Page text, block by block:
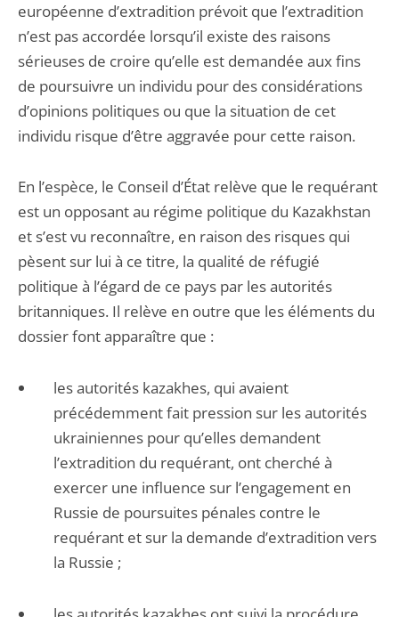
européenne d’extradition prévoit que l’extradition
n’est pas accordée lorsqu’il existe des raisons
sérieuses de croire qu’elle est demandée aux fins
de poursuivre un individu pour des considérations
d’opinions politiques ou que la situation de cet
individu risque d’être aggravée pour cette raison.
En l’espèce, le Conseil d’État relève que le requérant
est un opposant au régime politique du Kazakhstan
et s’est vu reconnaître, en raison des risques qui
pèsent sur lui à ce titre, la qualité de réfugié
politique à l’égard de ce pays par les autorités
britanniques. Il relève en outre que les éléments du
dossier font apparaître que :
les autorités kazakhes, qui avaient
précédemment fait pression sur les autorités
ukrainiennes pour qu’elles demandent
l’extradition du requérant, ont cherché à
exercer une influence sur l’engagement en
Russie de poursuites pénales contre le
requérant et sur la demande d’extradition vers
la Russie ;